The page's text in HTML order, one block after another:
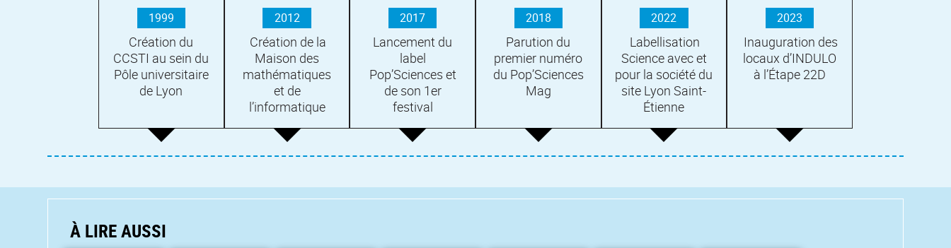
1999
Création du
CCSTI au sein du
Pôle universitaire
de Lyon
2012
Création de la
Maison des
mathématiques
et de
l’informatique
2017
Lancement du
label
Pop’Sciences et
de son 1er
festival
2018
Parution du
premier numéro
du Pop’Sciences
Mag
2022
Labellisation
Science avec et
pour la société du
site Lyon Saint-
Étienne
2023
Inauguration des
locaux d’INDULO
à l’Étape 22D
À LIRE AUSSI